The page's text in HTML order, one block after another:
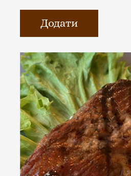
Додати